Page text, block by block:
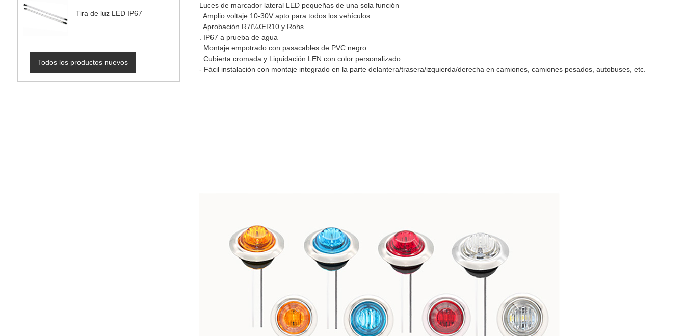
Tira de luz LED IP67
Todos los productos nuevos
Luces de marcador lateral LED pequeñas de una sola función
. Amplio voltaje 10-30V apto para todos los vehículos
. Aprobación R7ï¼ŒR10 y Rohs
. IP67 a prueba de agua
. Montaje empotrado con pasacables de PVC negro
. Cubierta cromada y Liquidación LEN con color personalizado
- Fácil instalación con montaje integrado en la parte delantera/trasera/izquierda/derecha en camiones, camiones pesados, autobuses, etc.